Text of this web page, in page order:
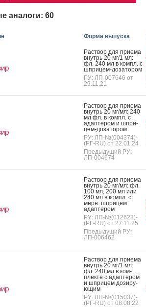
аналоги: 60
Форма выпуска
Рас­твор для при­ема
внутрь 20 мг/1 мл:
фл. 240 мл в компл. с
шпри­цем-до­зато­ром
РУ: ЛП-007646 от
29.11.21
Рас­твор для при­ема
внутрь 20 мг/мл: 240
мл фл. в компл. с
адап­те­ром и шпри­
цем-до­зато­ром
РУ: ЛП-№(004374)-
(РГ-RU) от 22.01.24
Предыдущий РУ:
ЛП-004674
Рас­твор для при­ема
внутрь 20 мг/мл: фл.
100 мл, 200 мл или
240 мл в компл. с
мерн. шпри­цем
адап­те­ром
РУ: ЛП-№(012623)-
(РГ-RU) от 27.11.25
Предыдущий РУ:
ЛП-006462
Рас­твор для при­ема
внутрь 20 мг/1 мл:
фл. 240 мл в ком­
плек­те с адап­те­ром
и шпри­цем до­зиру­
ющим
РУ: ЛП-№(015037)-
(РГ-RU) от 08.08.22